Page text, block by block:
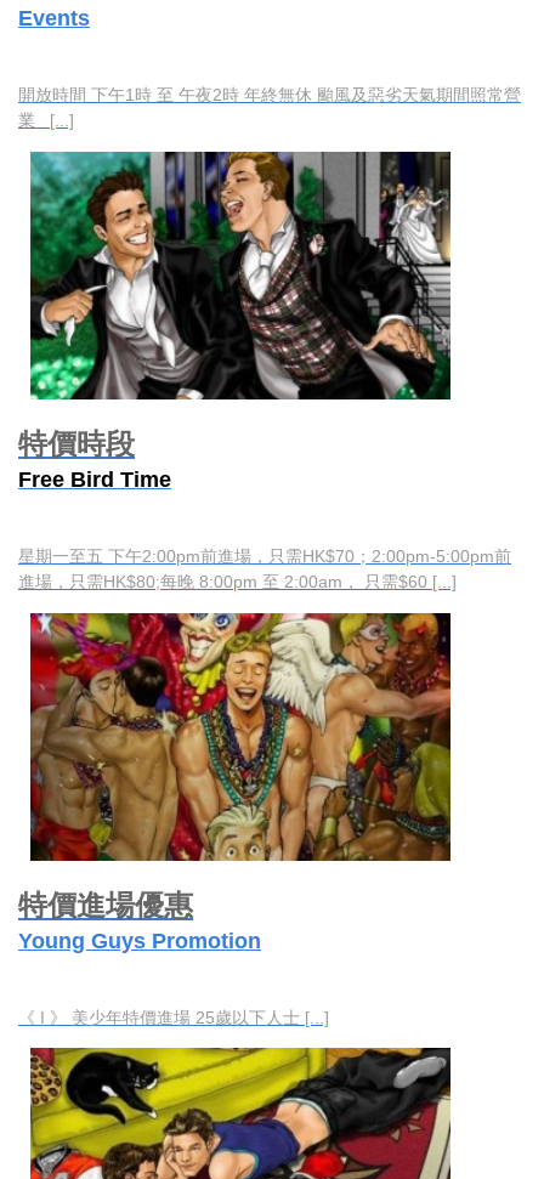
Events
開放時間 下午1時 至 午夜2時 年終無休 颱風及惡劣天氣期間照常營
業 [...]
特價時段
Free Bird Time
星期一至五 下午2:00pm前進場，只需HK$70；2:00pm-5:00pm前
進場，只需HK$80;每晚 8:00pm 至 2:00am， 只需$60 [...]
特價進場優惠
Young Guys Promotion
《 I 》 美少年特價進場 25歲以下人士 [...]